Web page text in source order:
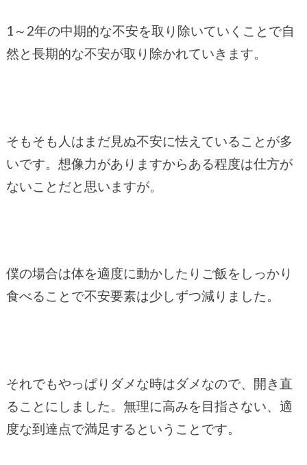
1～2年の中期的な不安を取り除いていくことで自
然と長期的な不安が取り除かれていきます。
そもそも人はまだ見ぬ不安に怯えていることが多
いです。想像力がありますからある程度は仕方が
ないことだと思いますが。
僕の場合は体を適度に動かしたりご飯をしっかり
食べることで不安要素は少しずつ減りました。
それでもやっぱりダメな時はダメなので、開き直
ることにしました。無理に高みを目指さない、適
度な到達点で満足するということです。